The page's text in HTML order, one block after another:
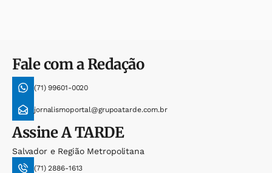
Fale com a Redação
(71) 99601-0020
jornalismoportal@grupoatarde.com.br
AssineA TARDE
Salvador e Região Metropolitana
(71) 2886-1613